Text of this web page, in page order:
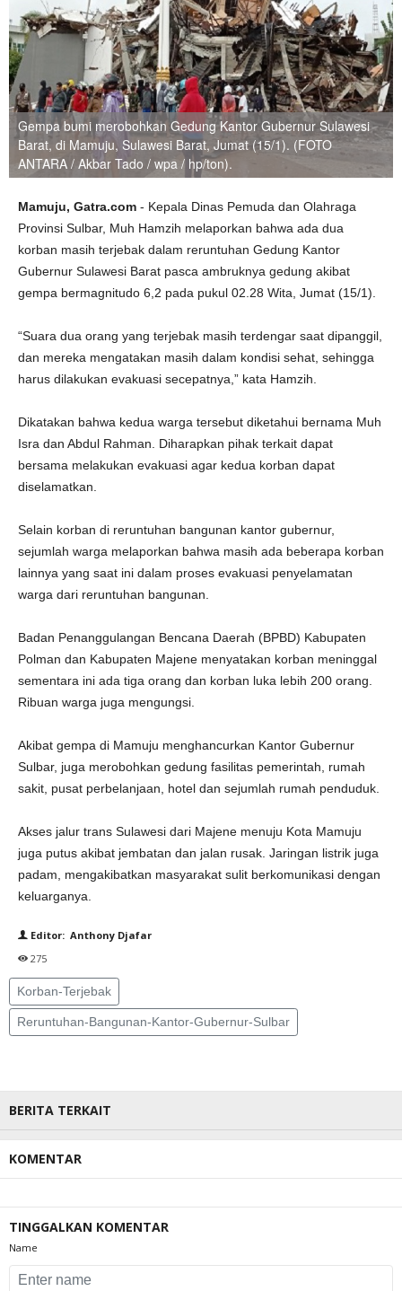
Gempa bumi merobohkan Gedung Kantor Gubernur Sulawesi
Barat, di Mamuju, Sulawesi Barat, Jumat (15/1). (FOTO
ANTARA / Akbar Tado / wpa / hp/ton).
Mamuju, Gatra.com - Kepala Dinas Pemuda dan Olahraga
Provinsi Sulbar, Muh Hamzih melaporkan bahwa ada dua
korban masih terjebak dalam reruntuhan Gedung Kantor
Gubernur Sulawesi Barat pasca ambruknya gedung akibat
gempa bermagnitudo 6,2 pada pukul 02.28 Wita, Jumat (15/1).
“Suara dua orang yang terjebak masih terdengar saat dipanggil,
dan mereka mengatakan masih dalam kondisi sehat, sehingga
harus dilakukan evakuasi secepatnya,” kata Hamzih.
Dikatakan bahwa kedua warga tersebut diketahui bernama Muh
Isra dan Abdul Rahman. Diharapkan pihak terkait dapat
bersama melakukan evakuasi agar kedua korban dapat
diselamatkan.
Selain korban di reruntuhan bangunan kantor gubernur,
sejumlah warga melaporkan bahwa masih ada beberapa korban
lainnya yang saat ini dalam proses evakuasi penyelamatan
warga dari reruntuhan bangunan.
Badan Penanggulangan Bencana Daerah (BPBD) Kabupaten
Polman dan Kabupaten Majene menyatakan korban meninggal
sementara ini ada tiga orang dan korban luka lebih 200 orang.
Ribuan warga juga mengungsi.
Akibat gempa di Mamuju menghancurkan Kantor Gubernur
Sulbar, juga merobohkan gedung fasilitas pemerintah, rumah
sakit, pusat perbelanjaan, hotel dan sejumlah rumah penduduk.
Akses jalur trans Sulawesi dari Majene menuju Kota Mamuju
juga putus akibat jembatan dan jalan rusak. Jaringan listrik juga
padam, mengakibatkan masyarakat sulit berkomunikasi dengan
keluarganya.
Editor: Anthony Djafar
275
Korban-Terjebak
Reruntuhan-Bangunan-Kantor-Gubernur-Sulbar
BERITA TERKAIT
KOMENTAR
TINGGALKAN KOMENTAR
Name